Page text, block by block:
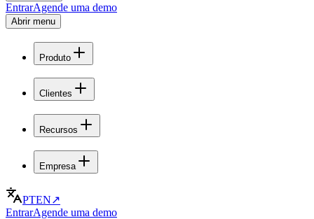
EntrarAgende uma demo
Abrir menu
Produto
Clientes
Recursos
Empresa
PTEN↗
EntrarAgende uma demo